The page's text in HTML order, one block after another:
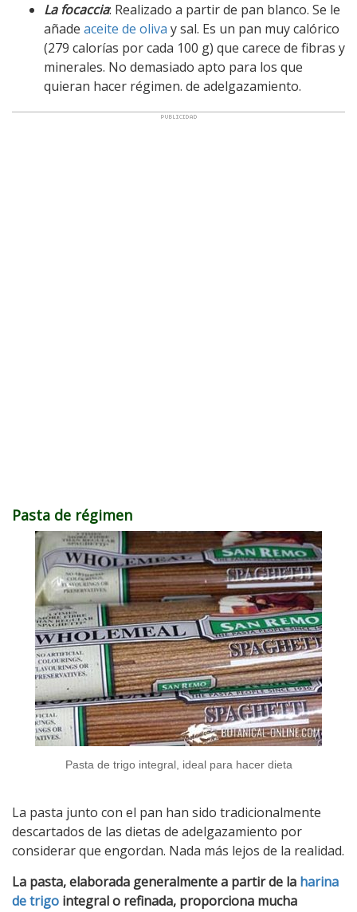
La focaccia: Realizado a partir de pan blanco. Se le
añade aceite de oliva y sal. Es un pan muy calórico
(279 calorías por cada 100 g) que carece de fibras y
minerales. No demasiado apto para los que
quieran hacer régimen. de adelgazamiento.
Pasta de régimen
Pasta de trigo integral, ideal para hacer dieta
La pasta junto con el pan han sido tradicionalmente
descartados de las dietas de adelgazamiento por
considerar que engordan. Nada más lejos de la realidad.
La pasta, elaborada generalmente a partir de la harina
de trigo integral o refinada, proporciona mucha